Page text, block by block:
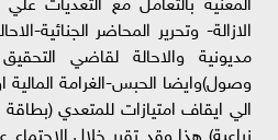
الازالة- وتحرير المحاضر الجنائية-
مديونية والاحالة لقاضي
وصول)وايضا الحبس-الغرامة المالية
الي ايقاف امتيازات للمتعدي
زراعية) هذا وقد تقرر خلال